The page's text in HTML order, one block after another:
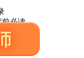
必读